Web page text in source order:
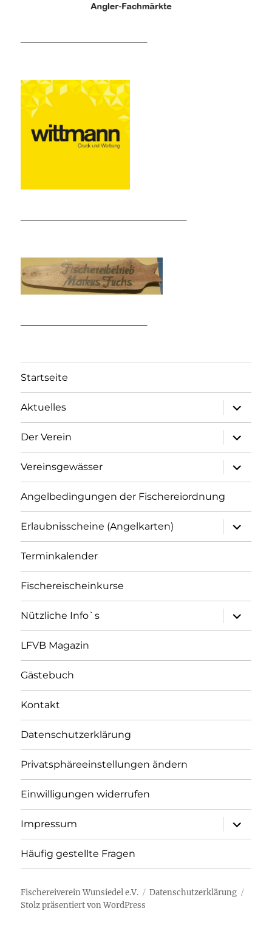
Startseite
Aktuelles
öffnen
Der Verein
öffnen
Vereinsgewässer
öffnen
Angelbedingungen der Fischereiordnung
Erlaubnisscheine (Angelkarten)
öffnen
Terminkalender
Fischereischeinkurse
Nützliche Info`s
öffnen
LFVB Magazin
Gästebuch
Kontakt
Datenschutzerklärung
Privatsphäreeinstellungen ändern
Einwilligungen widerrufen
Impressum
öffnen
Häufig gestellte Fragen
Fischereiverein Wunsiedel e.V.
Datenschutzerklärung
Stolz präsentiert von WordPress